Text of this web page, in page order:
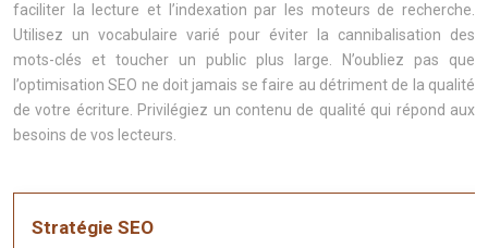
faciliter la lecture et l’indexation par les moteurs de recherche.
Utilisez un vocabulaire varié pour éviter la cannibalisation des
mots-clés et toucher un public plus large. N’oubliez pas que
l’optimisation SEO ne doit jamais se faire au détriment de la qualité
de votre écriture. Privilégiez un contenu de qualité qui répond aux
besoins de vos lecteurs.
Stratégie SEO